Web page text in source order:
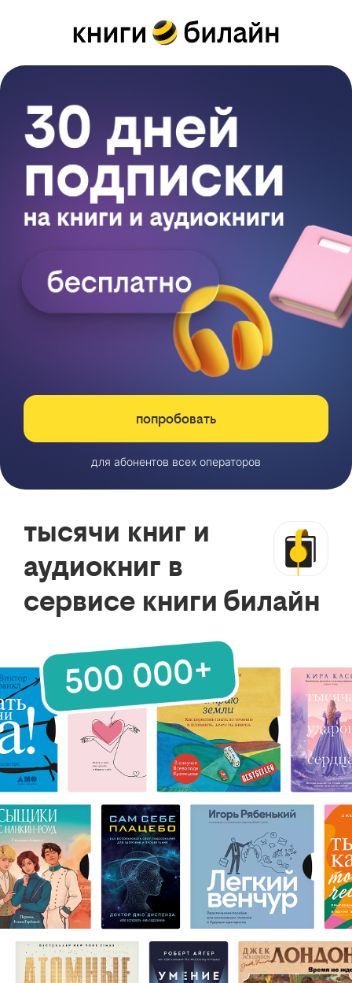
попробовать
для абонентов всех операторов
тысячи книг и
аудиокниг в
сервисе книги билайн